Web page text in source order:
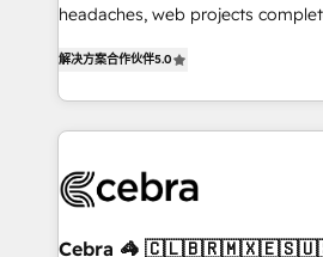
know how we can help? Contact
headaches, web projects completed
developers, designers, and
aspects of your HubSpot. ✨ 400+ global clients ✨
100+ seamless migrations from
implementations, and 5,000+
CS: 245% organic growth &
解决方案合作伙伴5.0
Cebra 🦓